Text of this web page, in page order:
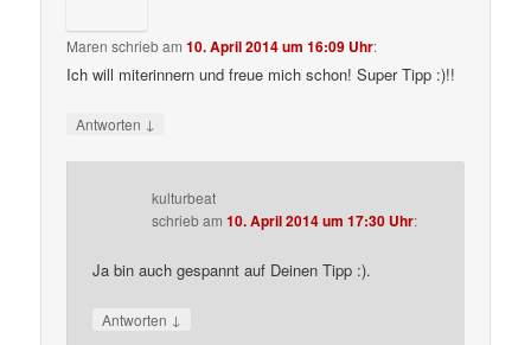
Maren schriebam10. April 2014 um 16:09 Uhr:
Ich will miterinnern und freue mich schon! Super Tipp :)!!
Antworten ↓
kulturbeat
schriebam10. April 2014 um 17:30 Uhr:
Ja bin auch gespannt auf Deinen Tipp :).
Antworten ↓